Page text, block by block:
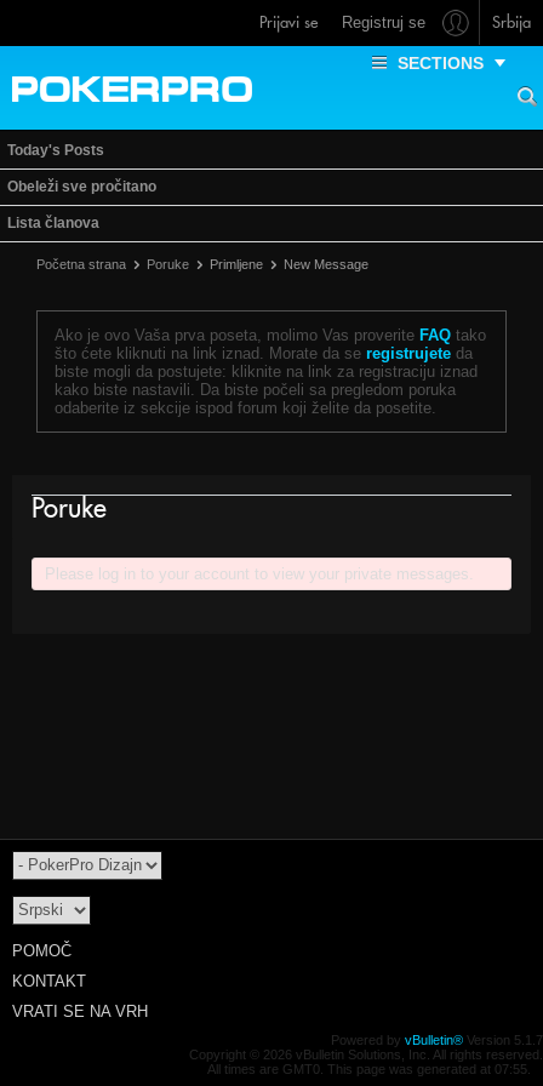
Prijavi se Registruj se Srbija
SECTIONS
Today's Posts
Obeleži sve pročitano
Lista članova
Početna strana Poruke Primljene New Message
Ako je ovo Vaša prva poseta, molimo Vas proverite FAQ tako
što ćete kliknuti na link iznad. Morate da se registrujete da
biste mogli da postujete: kliknite na link za registraciju iznad
kako biste nastavili. Da biste počeli sa pregledom poruka
odaberite iz sekcije ispod forum koji želite da posetite.
Poruke
Please log in to your account to view your private messages.
POMOČ
KONTAKT
VRATI SE NA VRH
Powered by vBulletin® Version 5.1.7
Copyright © 2026 vBulletin Solutions, Inc. All rights reserved.
All times are GMT0. This page was generated at 07:55.